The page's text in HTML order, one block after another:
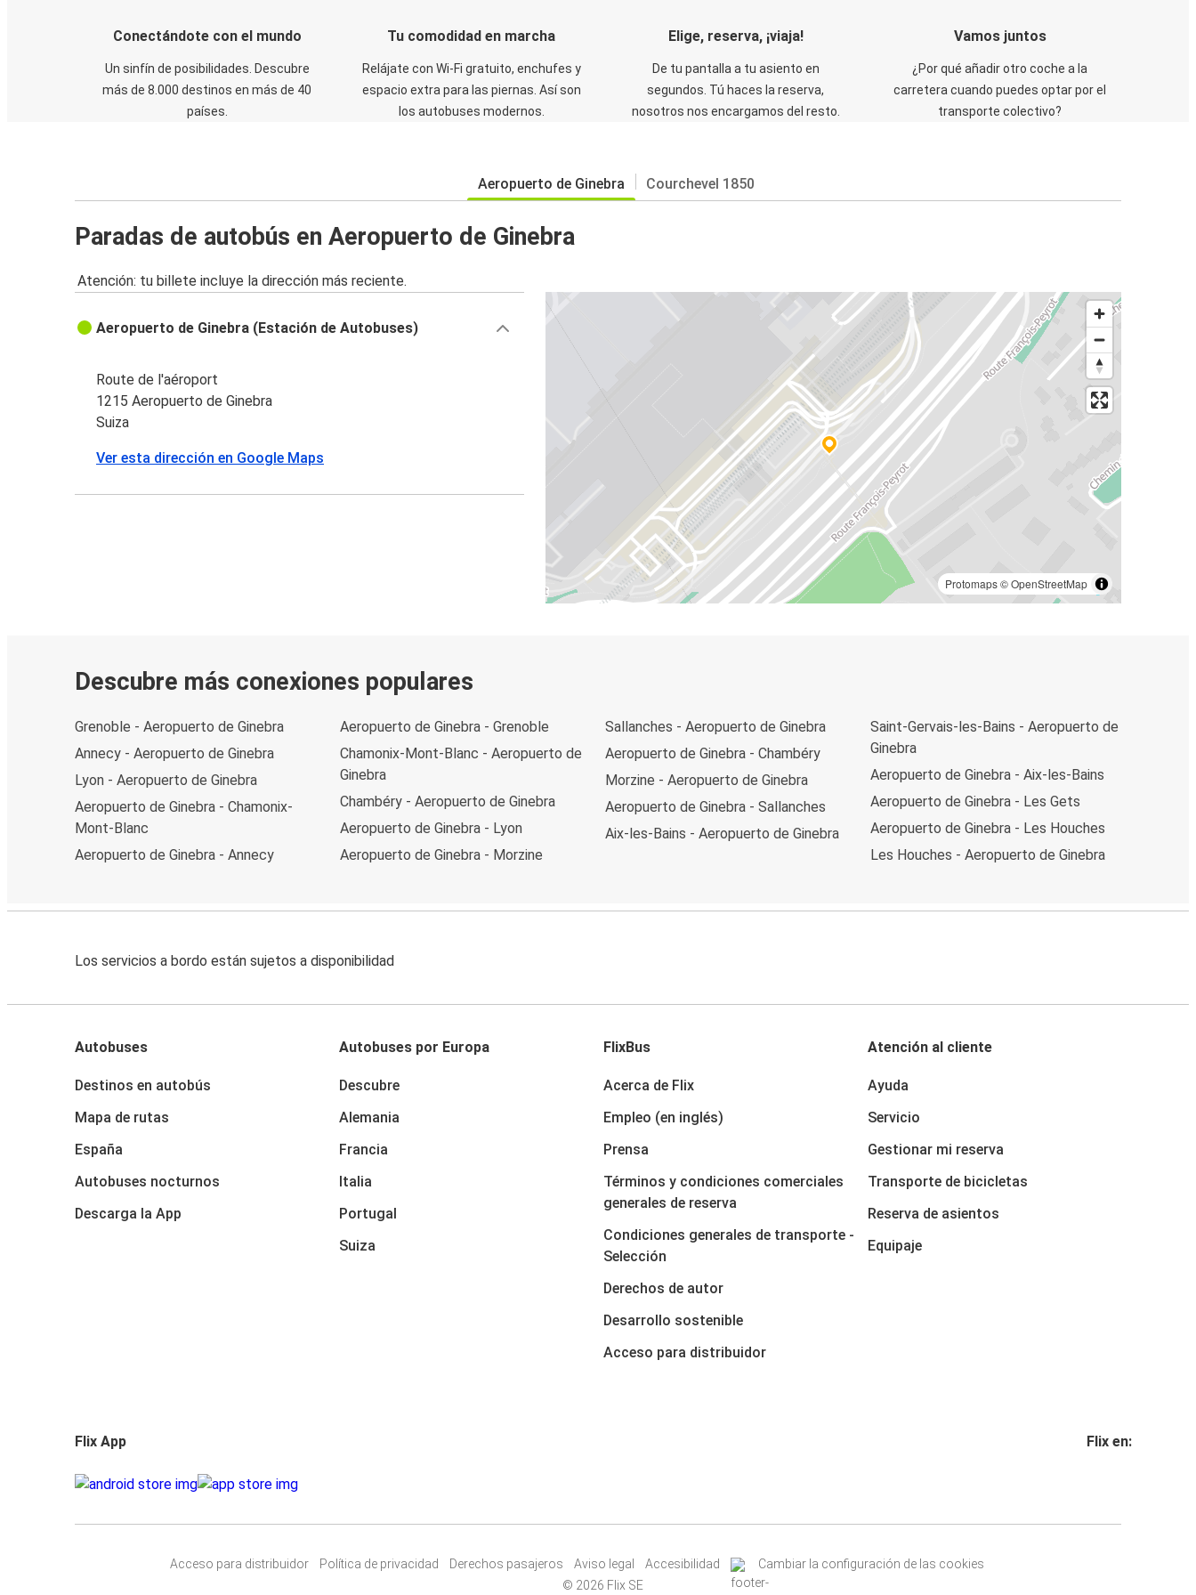
Conectándote con el mundo
Un sinfín de posibilidades. Descubre
más de 8.000 destinos en más de 40
países.
Tu comodidad en marcha
Relájate con Wi-Fi gratuito, enchufes y
espacio extra para las piernas. Así son
los autobuses modernos.
Elige, reserva, ¡viaja!
De tu pantalla a tu asiento en
segundos. Tú haces la reserva,
nosotros nos encargamos del resto.
Vamos juntos
¿Por qué añadir otro coche a la
carretera cuando puedes optar por el
transporte colectivo?
Aeropuerto de Ginebra Courchevel 1850
Paradas de autobús en Aeropuerto de Ginebra
Atención: tu billete incluye la dirección más reciente.
Protomaps©OpenStreetMap
Aeropuerto de Ginebra (Estación de Autobuses)
Route de l'aéroport
1215 Aeropuerto de Ginebra
Suiza
Ver esta dirección en Google Maps
Descubre más conexiones populares
Grenoble - Aeropuerto de Ginebra
Annecy - Aeropuerto de Ginebra
Lyon - Aeropuerto de Ginebra
Aeropuerto de Ginebra - Chamonix-
Mont-Blanc
Aeropuerto de Ginebra - Annecy
Aeropuerto de Ginebra - Grenoble
Chamonix-Mont-Blanc - Aeropuerto de
Ginebra
Chambéry - Aeropuerto de Ginebra
Aeropuerto de Ginebra - Lyon
Aeropuerto de Ginebra - Morzine
Sallanches - Aeropuerto de Ginebra
Aeropuerto de Ginebra - Chambéry
Morzine - Aeropuerto de Ginebra
Aeropuerto de Ginebra - Sallanches
Aix-les-Bains - Aeropuerto de Ginebra
Saint-Gervais-les-Bains - Aeropuerto de
Ginebra
Aeropuerto de Ginebra - Aix-les-Bains
Aeropuerto de Ginebra - Les Gets
Aeropuerto de Ginebra - Les Houches
Les Houches - Aeropuerto de Ginebra
Los servicios a bordo están sujetos a disponibilidad
Autobuses
Destinos en autobús
Mapa de rutas
España
Autobuses nocturnos
Descarga la App
Autobuses por Europa
Descubre
Alemania
Francia
Italia
Portugal
Suiza
FlixBus
Acerca de Flix
Empleo (en inglés)
Prensa
Términos y condiciones comerciales
generales de reserva
Condiciones generales de transporte -
Selección
Derechos de autor
Desarrollo sostenible
Acceso para distribuidor
Atención al cliente
Ayuda
Servicio
Gestionar mi reserva
Transporte de bicicletas
Reserva de asientos
Equipaje
Flix App Flix en:
Acceso para distribuidor Política de privacidad Derechos pasajeros Aviso legal Accesibilidad
Cambiar la configuración de las cookies
© 2026 Flix SE